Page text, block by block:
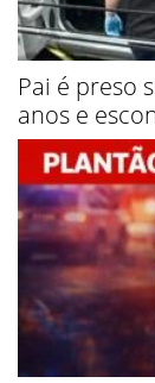
Pai é preso
anos e